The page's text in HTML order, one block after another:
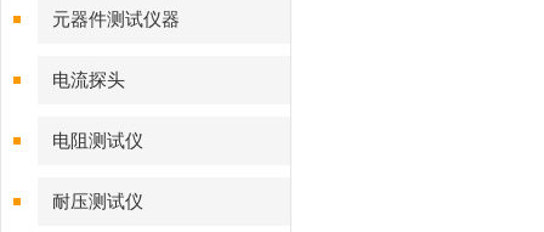
VMT/VVT/MFT系列
元器件测试仪器
电流探头
电阻测试仪
耐压测试仪